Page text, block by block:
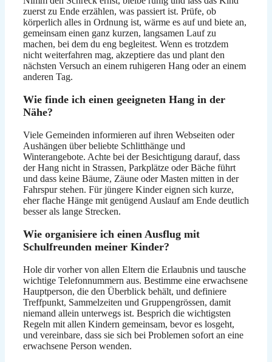
zuerst zu Ende erzählen, was passiert ist. Prüfe, ob
körperlich alles in Ordnung ist, wärme es auf und biete an,
gemeinsam einen ganz kurzen, langsamen Lauf zu
machen, bei dem du eng begleitest. Wenn es trotzdem
nicht weiterfahren mag, akzeptiere das und plant den
nächsten Versuch an einem ruhigeren Hang oder an einem
anderen Tag.
Wie finde ich einen geeigneten Hang in der
Nähe?
Viele Gemeinden informieren auf ihren Webseiten oder
Aushängen über beliebte Schlitthänge und
Winterangebote. Achte bei der Besichtigung darauf, dass
der Hang nicht in Strassen, Parkplätze oder Bäche führt
und dass keine Bäume, Zäune oder Masten mitten in der
Fahrspur stehen. Für jüngere Kinder eignen sich kurze,
eher flache Hänge mit genügend Auslauf am Ende deutlich
besser als lange Strecken.
Wie organisiere ich einen Ausflug mit
Schulfreunden meiner Kinder?
Hole dir vorher von allen Eltern die Erlaubnis und tausche
wichtige Telefonnummern aus. Bestimme eine erwachsene
Hauptperson, die den Überblick behält, und definiere
Treffpunkt, Sammelzeiten und Gruppengrössen, damit
niemand allein unterwegs ist. Besprich die wichtigsten
Regeln mit allen Kindern gemeinsam, bevor es losgeht,
und vereinbare, dass sie sich bei Problemen sofort an eine
erwachsene Person wenden.